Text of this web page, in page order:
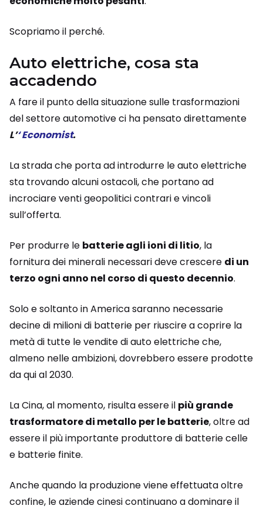
Scopriamo il perché.
Auto elettriche, cosa sta
accadendo
A fare il punto della situazione sulle trasformazioni
del settore automotive ci ha pensato direttamente
L’‘ Economist.
La strada che porta ad introdurre le auto elettriche
sta trovando alcuni ostacoli, che portano ad
incrociare venti geopolitici contrari e vincoli
sull’offerta.
Per produrre le batterie agli ioni di litio, la
fornitura dei minerali necessari deve crescere di un
terzo ogni anno nel corso di questo decennio.
Solo e soltanto in America saranno necessarie
decine di milioni di batterie per riuscire a coprire la
metà di tutte le vendite di auto elettriche che,
almeno nelle ambizioni, dovrebbero essere prodotte
da qui al 2030.
La Cina, al momento, risulta essere il più grande
trasformatore di metallo per le batterie, oltre ad
essere il più importante produttore di batterie celle
e batterie finite.
Anche quando la produzione viene effettuata oltre
confine, le aziende cinesi continuano a dominare il